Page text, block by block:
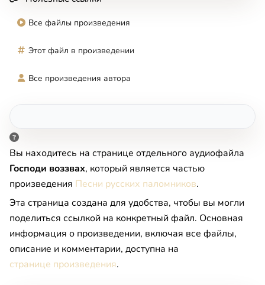
Все файлы произведения
Этот файл в произведении
Все произведения автора
Вы находитесь на странице отдельного аудиофайла
Господи воззвах, который является частью
произведения Песни русских паломников.
Эта страница создана для удобства, чтобы вы могли
поделиться ссылкой на конкретный файл. Основная
информация о произведении, включая все файлы,
описание и комментарии, доступна на
странице произведения.